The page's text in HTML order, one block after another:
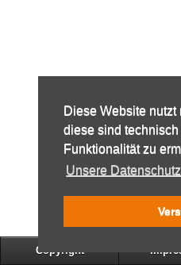
Diese Website
diese sind
Funktionalität zu
Unsere
Copyright